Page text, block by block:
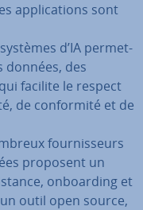
ap­pli­ca­tions sont
d’IA per­met­
des
facilite le respect
de con­for­mité et de
four­nis­seurs
proposent un
on­boar­ding et
outil open source,